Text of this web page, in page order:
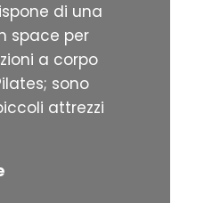
di una
space per
a corpo
sono
attrezzi